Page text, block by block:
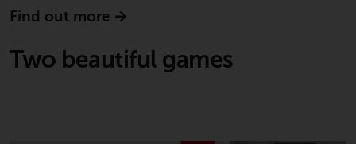
Der Inhalt dieser Website sollte
Find out more
Two beautiful games